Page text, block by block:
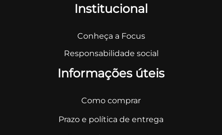
Institucional
Conheça a Focus
Responsabilidade social
Informações úteis
Como comprar
Prazo e política de entrega